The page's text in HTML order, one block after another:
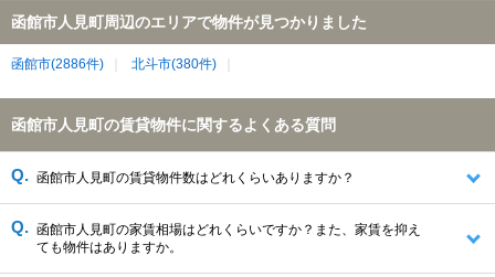
函館市人見町周辺のエリアで物件が見つかりました
函館市(2886件) 北斗市(380件)
函館市人見町の賃貸物件に関するよくある質問
函館市人見町の賃貸物件数はどれくらいありますか？
函館市人見町の家賃相場はどれくらいですか？また、家賃を抑え
ても物件はありますか。